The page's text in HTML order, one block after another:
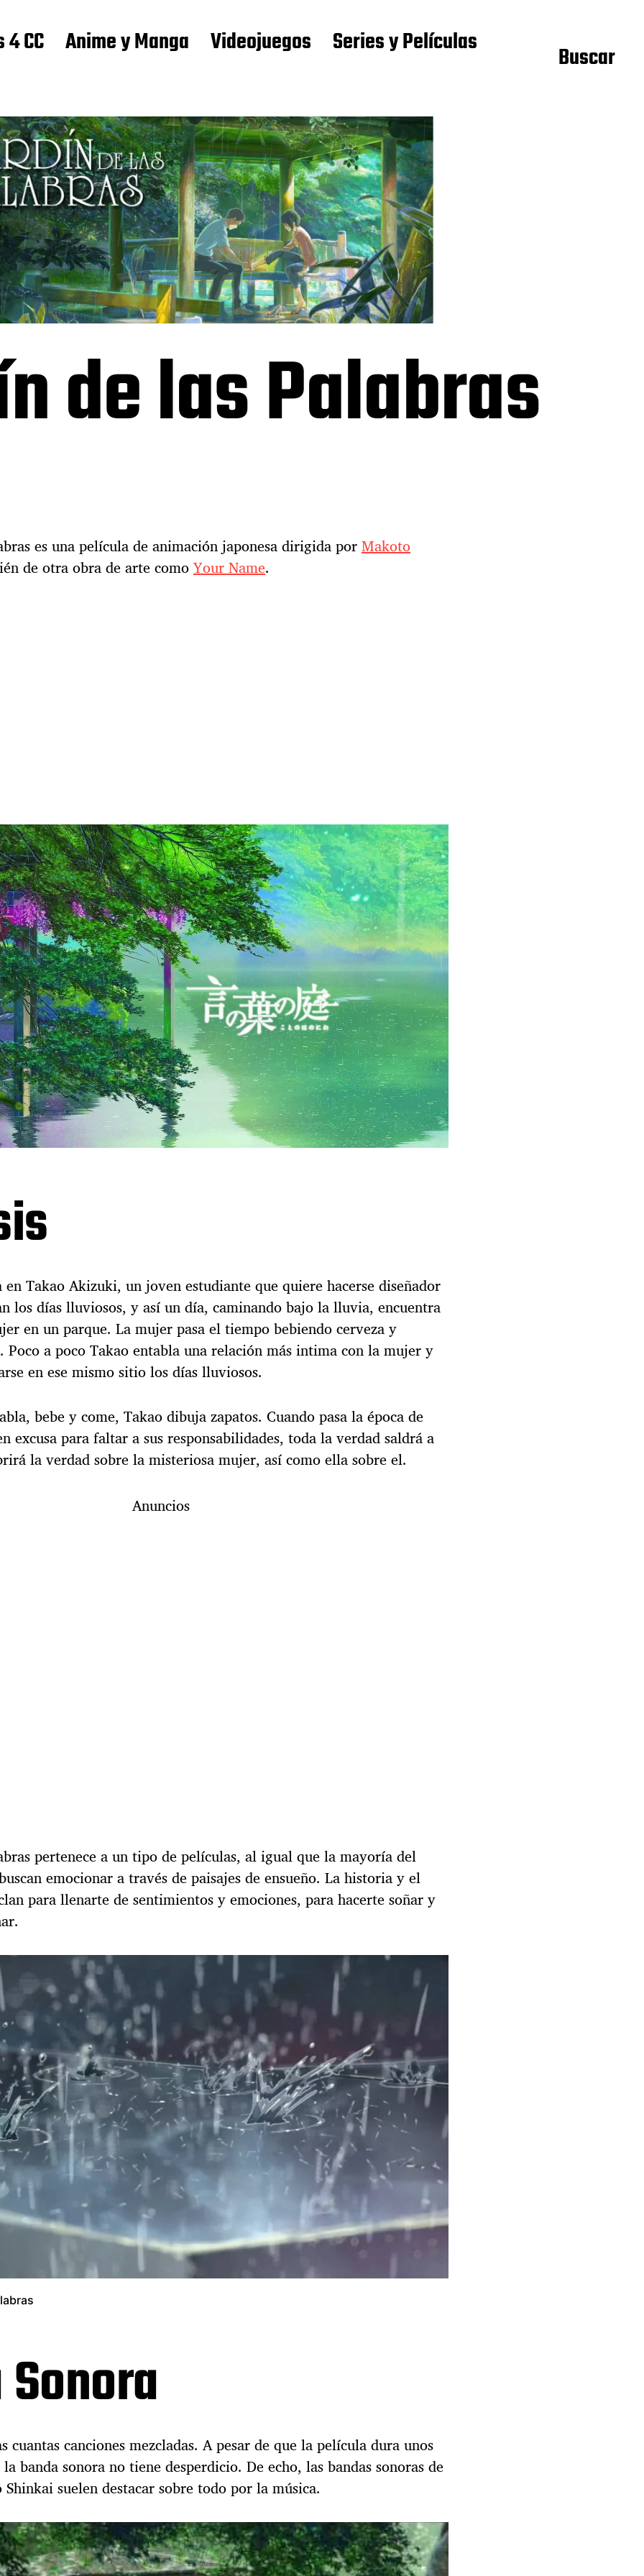
CC Anime y Manga Videojuegos
Series y Películas
Buscar
de las Palabras
es una película de animación japonesa dirigida porMakoto
de otra obra de arte comoYour Name.
Takao Akizuki, un joven estudiante que quiere hacerse diseñador
los días lluviosos, y así un día, caminando bajo la lluvia, encuentra
en un parque. La mujer pasa el tiempo bebiendo cerveza y
Poco a poco Takao entabla una relación más intima con la mujer y
en ese mismo sitio los días lluviosos.
bebe y come, Takao dibuja zapatos. Cuando pasa la época de
excusa para faltar a sus responsabilidades, toda la verdad saldrá a
la verdad sobre la misteriosa mujer, así como ella sobre el.
Anuncios
pertenece a un tipo de películas, al igual que la mayoría del
emocionar a través de paisajes de ensueño. La historia y el
para llenarte de sentimientos y emociones, para hacerte soñar y
cuantas canciones mezcladas. A pesar de que la película dura unos
banda sonora no tiene desperdicio. De echo, las bandas sonoras de
suelen destacar sobre todo por la música.